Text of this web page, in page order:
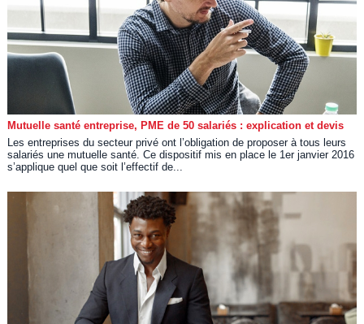
Mutuelle santé entreprise, PME de 50 salariés : explication et devis
Les entreprises du secteur privé ont l’obligation de proposer à tous leurs
salariés une mutuelle santé. Ce dispositif mis en place le 1er janvier 2016
s’applique quel que soit l’effectif de...